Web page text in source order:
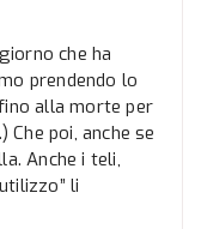
che ha
prendendo lo
alla morte per
poi, anche se
Anche i teli,
li